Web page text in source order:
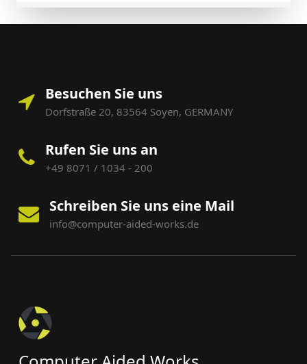
Besuchen Sie uns
Dorfstraße 20, 83564 Soyen, GERMANY
Rufen Sie uns an
+49 8071 / 1034 - 200
Schreiben Sie uns eine Mail
info@computer-aided-works.de